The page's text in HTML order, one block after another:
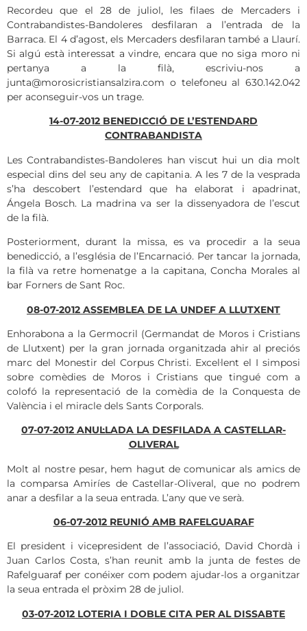
Recordeu que el 28 de juliol, les filaes de Mercaders i
Contrabandistes-Bandoleres desfilaran a l’entrada de la
Barraca. El 4 d’agost, els Mercaders desfilaran també a Llaurí.
Si algú està interessat a vindre, encara que no siga moro ni
pertanya a la filà, escriviu-nos a
junta@morosicristiansalzira.com o telefoneu al 630.142.042
per aconseguir-vos un trage.
14-07-2012 BENEDICCIÓ DE L’ESTENDARD
CONTRABANDISTA
Les Contrabandistes-Bandoleres han viscut hui un dia molt
especial dins del seu any de capitania. A les 7 de la vesprada
s’ha descobert l’estendard que ha elaborat i apadrinat,
Ángela Bosch. La madrina va ser la dissenyadora de l’escut
de la filà.
Posteriorment, durant la missa, es va procedir a la seua
benedicció, a l’església de l’Encarnació. Per tancar la jornada,
la filà va retre homenatge a la capitana, Concha Morales al
bar Forners de Sant Roc.
08-07-2012 ASSEMBLEA DE LA UNDEF A LLUTXENT
Enhorabona a la Germocril (Germandat de Moros i Cristians
de Llutxent) per la gran jornada organitzada ahir al preciós
marc del Monestir del Corpus Christi. Excel·lent el I simposi
sobre comèdies de Moros i Cristians que tingué com a
colofó la representació de la comèdia de la Conquesta de
València i el miracle dels Sants Corporals.
07-07-2012 ANUL·LADA LA DESFILADA A CASTELLAR-
OLIVERAL
Molt al nostre pesar, hem hagut de comunicar als amics de
la comparsa Amiríes de Castellar-Oliveral, que no podrem
anar a desfilar a la seua entrada. L’any que ve serà.
06-07-2012 REUNIÓ AMB RAFELGUARAF
El president i vicepresident de l’associació, David Chordà i
Juan Carlos Costa, s’han reunit amb la junta de festes de
Rafelguaraf per conéixer com podem ajudar-los a organitzar
la seua entrada el pròxim 28 de juliol.
03-07-2012 LOTERIA I DOBLE CITA PER AL DISSABTE